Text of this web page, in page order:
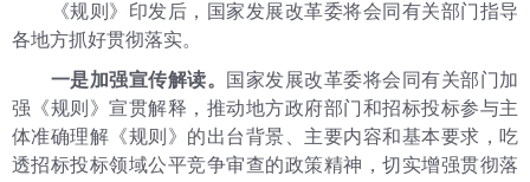
《规则》印发后，国家发展改革委将会同有关部门指导
各地方抓好贯彻落实。
一是加强宣传解读。
国家发展改革委将会同有关部门加
强《规则》宣贯解释，推动地方政府部门和招标投标参与主
体准确理解《规则》的出台背景、主要内容和基本要求，吃
透招标投标领域公平竞争审查的政策精神，切实增强贯彻落